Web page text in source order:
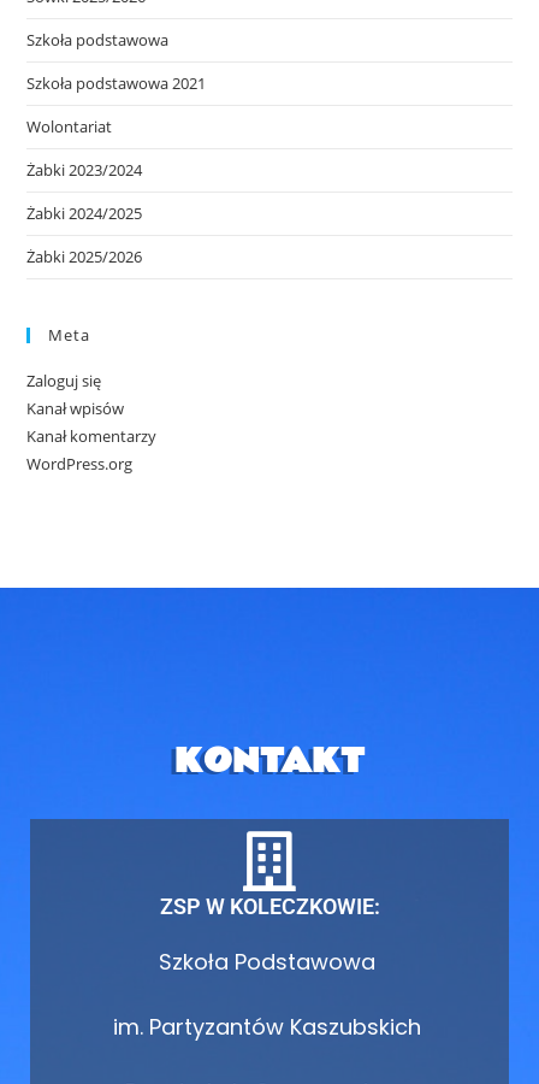
Szkoła podstawowa
Szkoła podstawowa 2021
Wolontariat
Żabki 2023/2024
Żabki 2024/2025
Żabki 2025/2026
Meta
Zaloguj się
Kanał wpisów
Kanał komentarzy
WordPress.org
KONTAKT
ZSP W KOLECZKOWIE:
Szkoła Podstawowa
im. Partyzantów Kaszubskich